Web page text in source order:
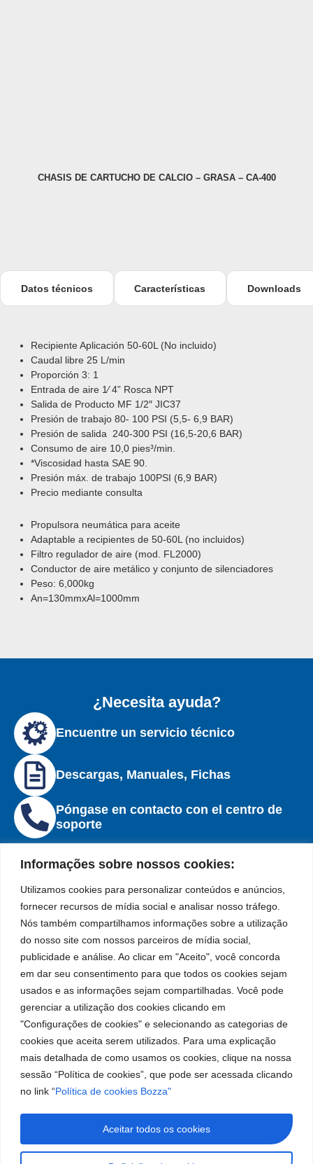
Informações sobre nossos cookies:
Utilizamos cookies para personalizar conteúdos e anúncios,
fornecer recursos de mídia social e analisar nosso tráfego.
Nós também compartilhamos informações sobre a utilização
do nosso site com nossos parceiros de mídia social,
publicidade e análise. Ao clicar em "Aceito", você concorda
em dar seu consentimento para que todos os cookies sejam
usados e as informações sejam compartilhadas. Você pode
gerenciar a utilização dos cookies clicando em
"Configurações de cookies" e selecionando as categorias de
cookies que aceita serem utilizados. Para uma explicação
mais detalhada de como usamos os cookies, clique na nossa
sessão “Política de cookies”, que pode ser acessada clicando
no link “Política de cookies Bozza"
Aceitar todos os cookies
CHASIS DE CARTUCHO DE CALCIO – GRASA – CA-400
Datos técnicos Características Downloads
Recipiente Aplicación 50-60L (No incluido)
Caudal libre 25 L/min
Proporción 3: 1
Entrada de aire 1⁄ 4” Rosca NPT
Salida de Producto MF 1/2″ JIC37
Presión de trabajo 80- 100 PSI (5,5- 6,9 BAR)
Presión de salida 240-300 PSI (16,5-20,6 BAR)
Consumo de aire 10,0 pies³/min.
*Viscosidad hasta SAE 90.
Presión máx. de trabajo 100PSI (6,9 BAR)
Precio mediante consulta
Propulsora neumática para aceite
Adaptable a recipientes de 50-60L (no incluidos)
Filtro regulador de aire (mod. FL2000)
Conductor de aire metálico y conjunto de silenciadores
Peso: 6,000kg
An=130mmxAl=1000mm
¿Necesita ayuda?
Encuentre un servicio técnico
Descargas, Manuales, Fichas
Póngase en contacto con el centro de
soporte
líder
en
la
fabricación
para
lubricación
y
abastecimiento
de
del
Sur.
de
privacidad
Políticas
de
cookies
Bozza
Institucional
Servicio
Autorizados
Bozza
Sea un
Representante
Trabaje con
Nosotros
Rua Tiradentes,
931 – Anexo
Anita Franchini,
50/96
Bairro: Santa
Terezinha
São Bernardo
do Campo – SP
CEP: 09780-
001
Hable
5050
sociales
Youtube
Instagram